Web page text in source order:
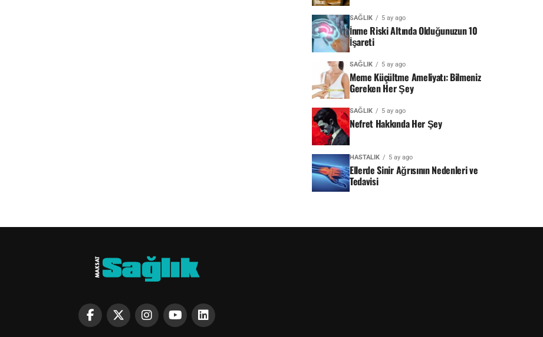
SAĞLIK 5 ay ago
İnme Riski Altında Olduğunuzun 10
İşareti
SAĞLIK 5 ay ago
Meme Küçültme Ameliyatı: Bilmeniz
Gereken Her Şey
SAĞLIK 5 ay ago
Nefret Hakkında Her Şey
HASTALIK 5 ay ago
Ellerde Sinir Ağrısının Nedenleri ve
Tedavisi